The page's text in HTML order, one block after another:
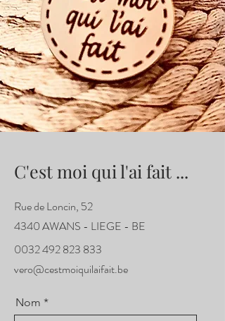
C'est moi qui l'ai fait ...
Rue de Loncin, 52
4340 AWANS - LIEGE - BE
0032 492 823 833
vero@cestmoiquilaifait.be
Nom